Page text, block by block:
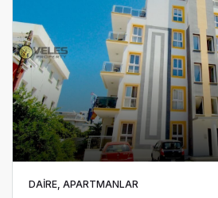
DAIRE, APARTMANLAR